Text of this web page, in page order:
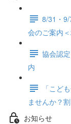
8/31・
会のご案内
協会認
内
「こど
ませんか？
お知らせ